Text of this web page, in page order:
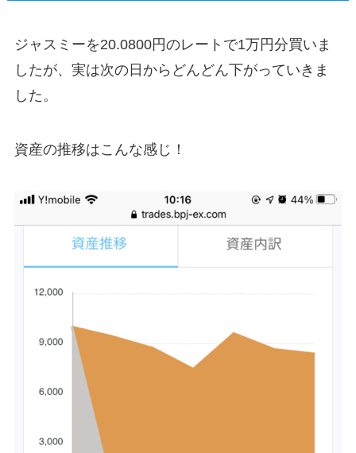
ジャスミーを20.0800円のレートで1万円分買いま
したが、実は次の日からどんどん下がっていきま
した。
資産の推移はこんな感じ！